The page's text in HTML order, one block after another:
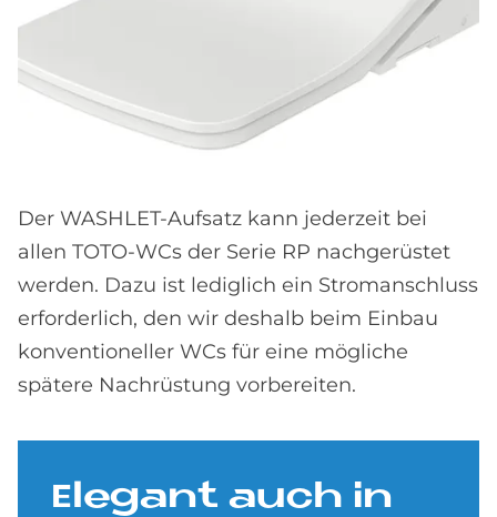
Der WASHLET-Aufsatz kann jederzeit bei
allen TOTO-WCs der Serie RP nachgerüstet
werden. Dazu ist lediglich ein Stromanschluss
erforderlich, den wir deshalb beim Einbau
konventioneller WCs für eine mögliche
spätere Nachrüstung vorbereiten.
Ele­gant auch in